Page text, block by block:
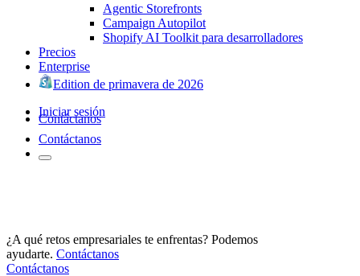
Agentic Storefronts
Campaign Autopilot
Shopify AI Toolkit para desarrolladores
Precios
Enterprise
Edition de primavera de 2026
Iniciar sesión
Contáctanos
Contáctanos
¿A qué retos empresariales te enfrentas? Podemos
ayudarte. Contáctanos
Contáctanos